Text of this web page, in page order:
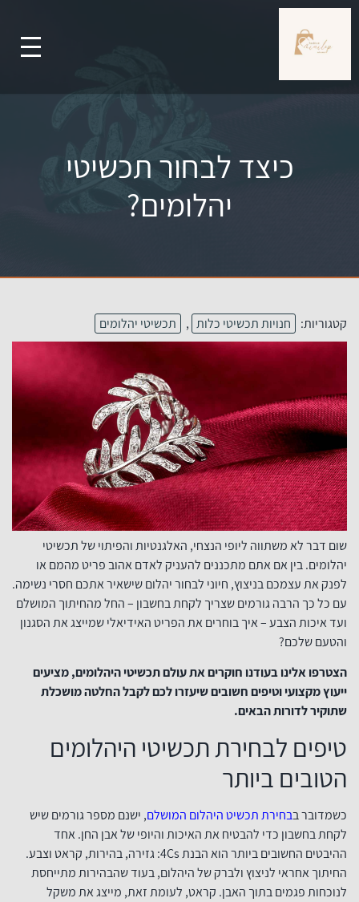
כיצד לבחור תכשיטי
יהלומים?
קטגוריות: חנויות תכשיטי כלות , תכשיטי יהלומים
שום דבר לא משתווה ליופי הנצחי, האלגנטיות והפיתוי של תכשיטי
יהלומים. בין אם אתם מתכננים להעניק לאדם אהוב פריט מהמם או
לפנק את עצמכם בניצוץ, חיוני לבחור יהלום שישאיר אתכם חסרי נשימה.
עם כל כך הרבה גורמים שצריך לקחת בחשבון – החל מהחיתוך המושלם
ועד איכות הצבע – איך בוחרים את הפריט האידיאלי שמייצג את הסגנון
והטעם שלכם?
הצטרפו אלינו בעודנו חוקרים את עולם תכשיטי היהלומים, מציעים
ייעוץ מקצועי וטיפים חשובים שיעזרו לכם לקבל החלטה מושכלת
שתוקיר לדורות הבאים.
טיפים לבחירת תכשיטי היהלומים
הטובים ביותר
כשמדובר בבחירת תכשיט היהלום המושלם, ישנם מספר גורמים שיש
לקחת בחשבון כדי להבטיח את האיכות והיופי של אבן החן. אחד
ההיבטים החשובים ביותר הוא הבנת 4Cs: גזירה, בהירות, קראט וצבע.
החיתוך אחראי לניצוץ ולברק של היהלום, בעוד שהבהירות מתייחסת
לנוכחות פגמים בתוך האבן. קראט, לעומת זאת, מייצג את משקל